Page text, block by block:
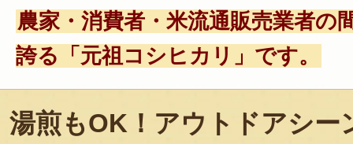
農家・消費者・米流通販売業者の
誇る「元祖コシヒカリ」です。
湯煎もOK！アウトドアシー